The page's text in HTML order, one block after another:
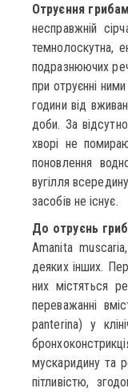
Отруєння
несправжній
темнолоскутна,
подразнюючих
при отруєнні
години від
доби. За
хворі не
поновлення
вугілля
засобів не існує.
До отруєнь
Amanita
деяких інших.
них містяться
переважанні
panterina) у
мускаридину та
пітливістю,